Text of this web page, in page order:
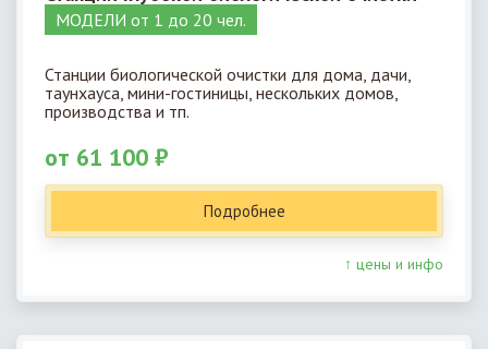
МОДЕЛИ от 1 до 20 чел.
Станции биологической очистки для дома, дачи,
таунхауса, мини-гостиницы, нескольких домов,
производства и тп.
от 61 100 ₽
Подробнее
↑ цены и инфо